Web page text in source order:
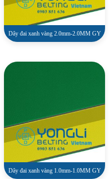
Dây đai xanh vàng 2.0mm-2.0MM GY
Dây đai xanh vàng 1.0mm-1.0MM GY